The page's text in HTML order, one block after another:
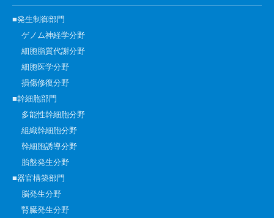
キャピラリーシーケンス
予 約
共通機器予約
カンファレンス・ルーム予約
大判プリンター予約
■発生制御部門
ゲノム神経学分野
細胞脂質代謝分野
細胞医学分野
損傷修復分野
■幹細胞部門
多能性幹細胞分野
組織幹細胞分野
幹細胞誘導分野
胎盤発生分野
■器官構築部門
脳発生分野
腎臓発生分野